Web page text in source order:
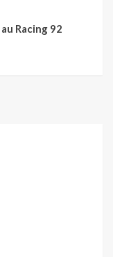
Racing 92